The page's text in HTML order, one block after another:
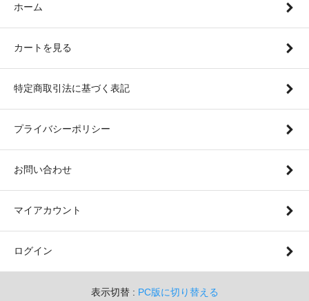
ホーム
カートを見る
特定商取引法に基づく表記
プライバシーポリシー
お問い合わせ
マイアカウント
ログイン
表示切替 : PC版に切り替える